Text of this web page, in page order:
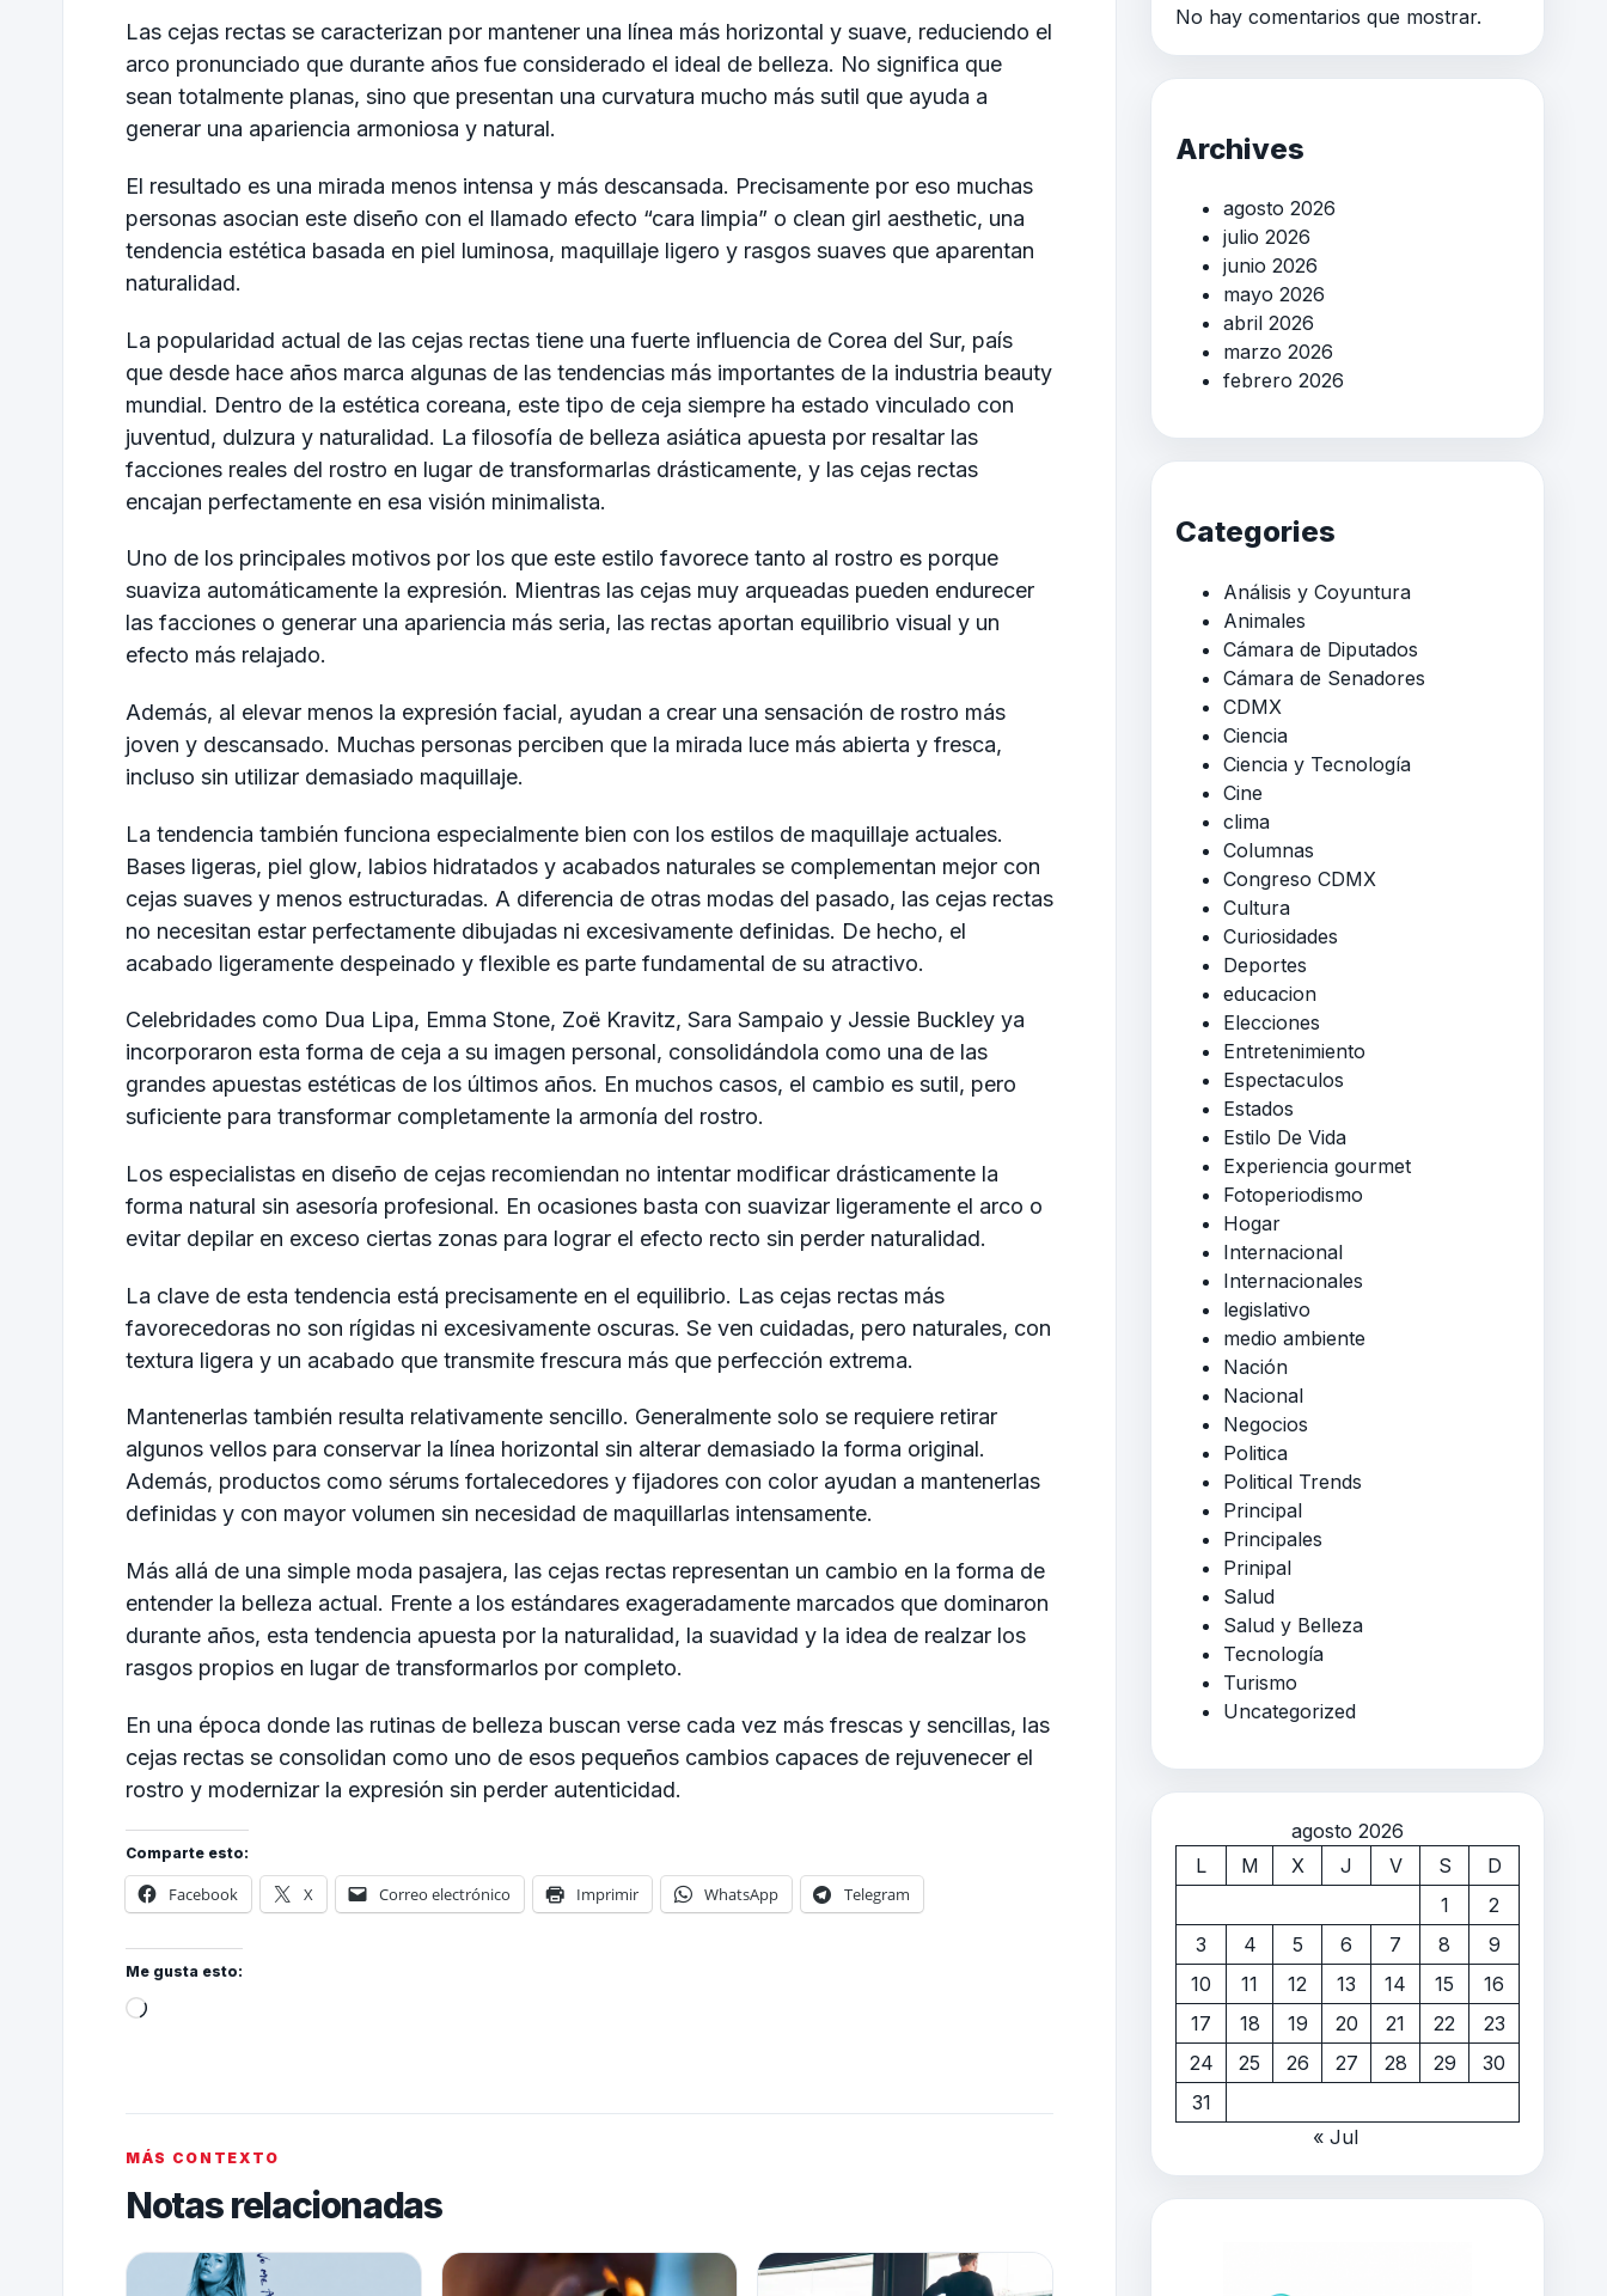
Las cejas rectas se caracterizan por mantener una línea más horizontal y suave, reduciendo el
arco pronunciado que durante años fue considerado el ideal de belleza. No significa que
sean totalmente planas, sino que presentan una curvatura mucho más sutil que ayuda a
generar una apariencia armoniosa y natural.
El resultado es una mirada menos intensa y más descansada. Precisamente por eso muchas
personas asocian este diseño con el llamado efecto “cara limpia” o clean girl aesthetic, una
tendencia estética basada en piel luminosa, maquillaje ligero y rasgos suaves que aparentan
naturalidad.
La popularidad actual de las cejas rectas tiene una fuerte influencia de Corea del Sur, país
que desde hace años marca algunas de las tendencias más importantes de la industria beauty
mundial. Dentro de la estética coreana, este tipo de ceja siempre ha estado vinculado con
juventud, dulzura y naturalidad. La filosofía de belleza asiática apuesta por resaltar las
facciones reales del rostro en lugar de transformarlas drásticamente, y las cejas rectas
encajan perfectamente en esa visión minimalista.
Uno de los principales motivos por los que este estilo favorece tanto al rostro es porque
suaviza automáticamente la expresión. Mientras las cejas muy arqueadas pueden endurecer
las facciones o generar una apariencia más seria, las rectas aportan equilibrio visual y un
efecto más relajado.
Además, al elevar menos la expresión facial, ayudan a crear una sensación de rostro más
joven y descansado. Muchas personas perciben que la mirada luce más abierta y fresca,
incluso sin utilizar demasiado maquillaje.
La tendencia también funciona especialmente bien con los estilos de maquillaje actuales.
Bases ligeras, piel glow, labios hidratados y acabados naturales se complementan mejor con
cejas suaves y menos estructuradas. A diferencia de otras modas del pasado, las cejas rectas
no necesitan estar perfectamente dibujadas ni excesivamente definidas. De hecho, el
acabado ligeramente despeinado y flexible es parte fundamental de su atractivo.
Celebridades como Dua Lipa, Emma Stone, Zoë Kravitz, Sara Sampaio y Jessie Buckley ya
incorporaron esta forma de ceja a su imagen personal, consolidándola como una de las
grandes apuestas estéticas de los últimos años. En muchos casos, el cambio es sutil, pero
suficiente para transformar completamente la armonía del rostro.
Los especialistas en diseño de cejas recomiendan no intentar modificar drásticamente la
forma natural sin asesoría profesional. En ocasiones basta con suavizar ligeramente el arco o
evitar depilar en exceso ciertas zonas para lograr el efecto recto sin perder naturalidad.
La clave de esta tendencia está precisamente en el equilibrio. Las cejas rectas más
favorecedoras no son rígidas ni excesivamente oscuras. Se ven cuidadas, pero naturales, con
textura ligera y un acabado que transmite frescura más que perfección extrema.
Mantenerlas también resulta relativamente sencillo. Generalmente solo se requiere retirar
algunos vellos para conservar la línea horizontal sin alterar demasiado la forma original.
Además, productos como sérums fortalecedores y fijadores con color ayudan a mantenerlas
definidas y con mayor volumen sin necesidad de maquillarlas intensamente.
Más allá de una simple moda pasajera, las cejas rectas representan un cambio en la forma de
entender la belleza actual. Frente a los estándares exageradamente marcados que dominaron
durante años, esta tendencia apuesta por la naturalidad, la suavidad y la idea de realzar los
rasgos propios en lugar de transformarlos por completo.
En una época donde las rutinas de belleza buscan verse cada vez más frescas y sencillas, las
cejas rectas se consolidan como uno de esos pequeños cambios capaces de rejuvenecer el
rostro y modernizar la expresión sin perder autenticidad.
Comparte esto:
Facebook X Correo electrónico Imprimir WhatsApp Telegram
Me gusta esto:
MÁS CONTEXTO
Notas relacionadas
No hay comentarios que mostrar.
Archives
agosto 2026
julio 2026
junio 2026
mayo 2026
abril 2026
marzo 2026
febrero 2026
Categories
Análisis y Coyuntura
Animales
Cámara de Diputados
Cámara de Senadores
CDMX
Ciencia
Ciencia y Tecnología
Cine
clima
Columnas
Congreso CDMX
Cultura
Curiosidades
Deportes
educacion
Elecciones
Entretenimiento
Espectaculos
Estados
Estilo De Vida
Experiencia gourmet
Fotoperiodismo
Hogar
Internacional
Internacionales
legislativo
medio ambiente
Nación
Nacional
Negocios
Politica
Political Trends
Principal
Principales
Prinipal
Salud
Salud y Belleza
Tecnología
Turismo
Uncategorized
agosto 2026
L
M X J V S
D
1
2
3
4 5 6 7 8
9
10
11 12 13 14 15
16
17
18 19 20 21 22
23
24
25 26 27 28 29
30
31
« Jul